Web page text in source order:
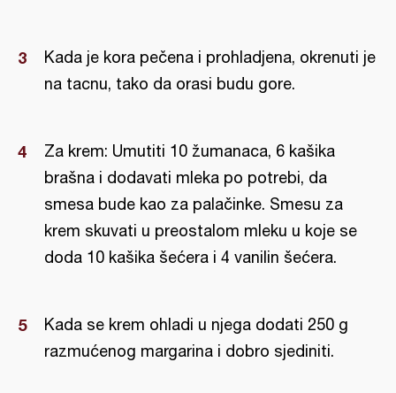
Kada je kora pečena i prohladjena, okrenuti je
na tacnu, tako da orasi budu gore.
Za krem: Umutiti 10 žumanaca, 6 kašika
brašna i dodavati mleka po potrebi, da
smesa bude kao za palačinke. Smesu za
krem skuvati u preostalom mleku u koje se
doda 10 kašika šećera i 4 vanilin šećera.
Kada se krem ohladi u njega dodati 250 g
razmućenog margarina i dobro sjediniti.